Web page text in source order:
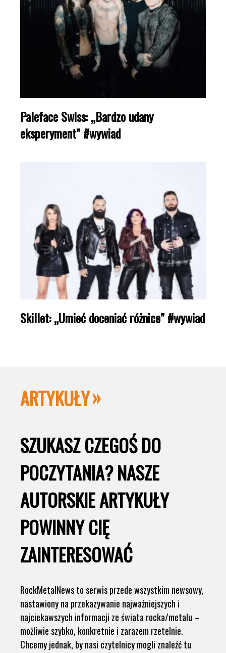
Paleface Swiss: „Bardzo udany
eksperyment” #wywiad
Skillet: „Umieć doceniać różnice” #wywiad
ARTYKUŁY
SZUKASZ CZEGOŚ DO
POCZYTANIA? NASZE
AUTORSKIE ARTYKUŁY
POWINNY CIĘ
ZAINTERESOWAĆ
RockMetalNews to serwis przede wszystkim newsowy,
nastawiony na przekazywanie najważniejszych i
najciekawszych informacji ze świata rocka/metalu –
możliwie szybko, konkretnie i zarazem rzetelnie.
Chcemy jednak, by nasi czytelnicy mogli znaleźć tu